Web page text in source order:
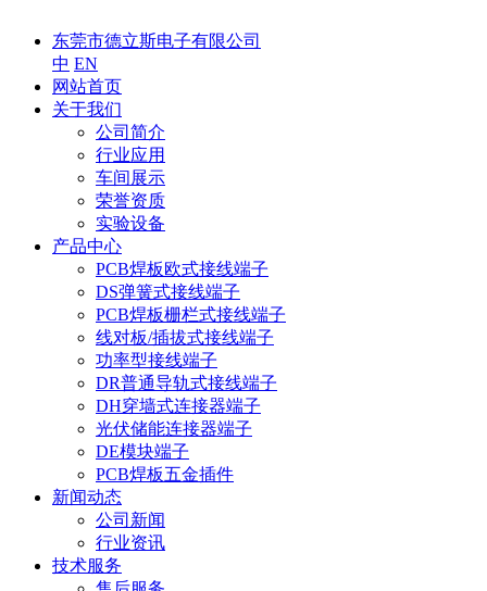
东莞市德立斯电子有限公司
中 EN
网站首页
关于我们
公司简介
行业应用
车间展示
荣誉资质
实验设备
产品中心
PCB焊板欧式接线端子
DS弹簧式接线端子
PCB焊板栅栏式接线端子
线对板/插拔式接线端子
功率型接线端子
DR普通导轨式接线端子
DH穿墙式连接器端子
光伏储能连接器端子
DE模块端子
PCB焊板五金插件
新闻动态
公司新闻
行业资讯
技术服务